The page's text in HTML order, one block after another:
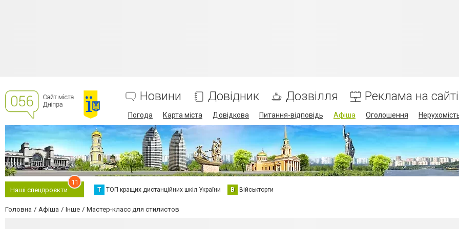
Новини Довідник Дозвілля Реклама на сайті
Погода Карта міста Довідкова Питання-відповідь Афіша Оголошення
Наші спецпроєкти
11
Т ТОП кращих дистанційних шкіл України В Військторги
Головна Афіша Інше Мастер-класс для стилистов